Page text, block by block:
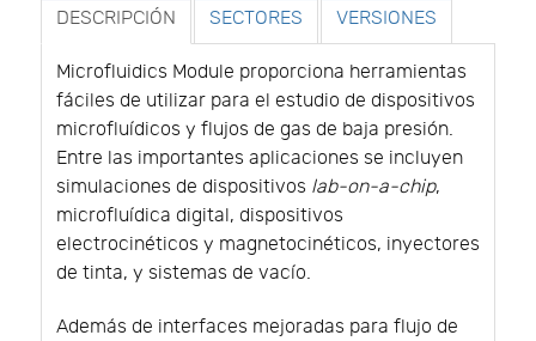
DESCRIPCIÓN SECTORES VERSIONES
Microfluidics Module proporciona herramientas
fáciles de utilizar para el estudio de dispositivos
microfluídicos y flujos de gas de baja presión.
Entre las importantes aplicaciones se incluyen
simulaciones de dispositivos lab-on-a-chip,
microfluídica digital, dispositivos
electrocinéticos y magnetocinéticos, inyectores
de tinta, y sistemas de vacío.
Además de interfaces mejoradas para flujo de